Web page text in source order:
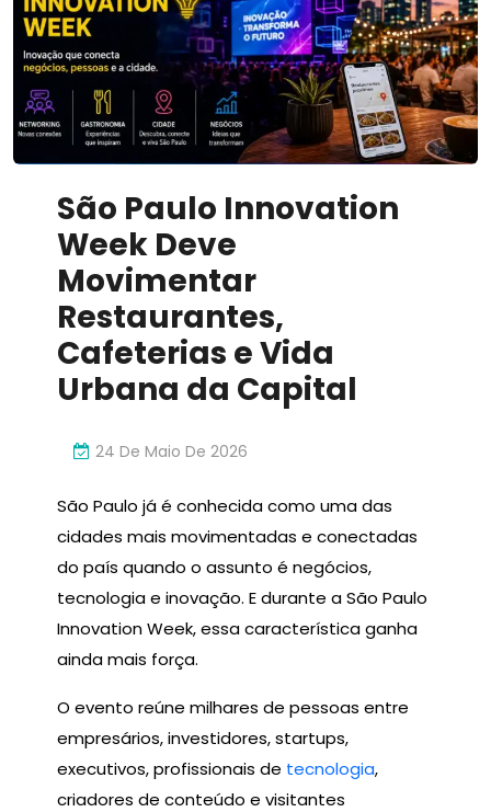
Inovador
São Paulo Innovation
Week Deve
Movimentar
Restaurantes,
Cafeterias e Vida
Urbana da Capital
24 De Maio De 2026
São Paulo já é conhecida como uma das
cidades mais movimentadas e conectadas
do país quando o assunto é negócios,
tecnologia e inovação. E durante a São Paulo
Innovation Week, essa característica ganha
ainda mais força.
O evento reúne milhares de pessoas entre
empresários, investidores, startups,
executivos, profissionais de tecnologia,
criadores de conteúdo e visitantes